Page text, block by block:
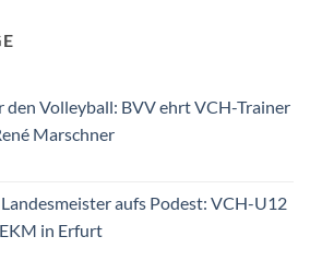
den Volleyball: BVV ehrt VCH-Trainer
Marschner
aufs Podest: VCH-U12
in Erfurt